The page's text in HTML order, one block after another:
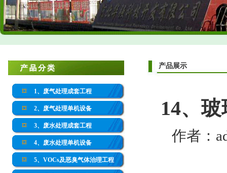
1、废气处理成套工程
2、废气处理单机设备
3、废水处理成套工程
4、废水处理单机设备
5、VOCs及恶臭气体治理工程
产品展示
14、
作者：